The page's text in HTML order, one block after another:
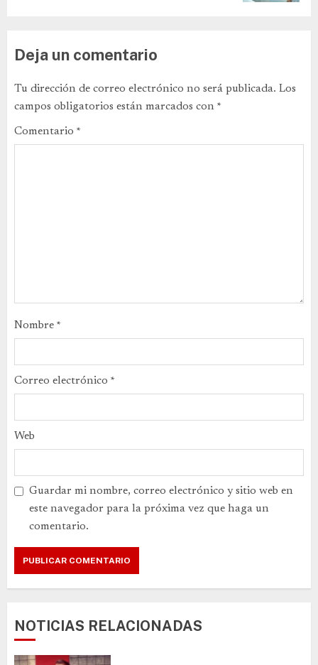
Deja un comentario
Tu dirección de correo electrónico no será publicada. Los
campos obligatorios están marcados con *
Comentario *
Nombre *
Correo electrónico *
Web
Guardar mi nombre, correo electrónico y sitio web en
este navegador para la próxima vez que haga un
comentario.
NOTICIAS RELACIONADAS